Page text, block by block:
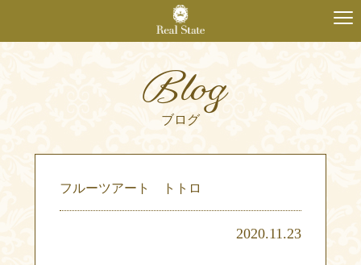
Blog
ブログ
フルーツアート トトロ
2020.11.23